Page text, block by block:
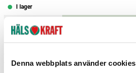
Denna webbplats använder cookies
I lager
– +
Samma pris i butik & online